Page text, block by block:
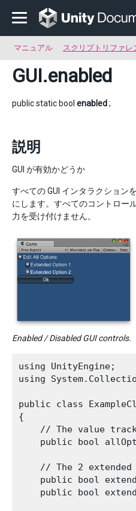
マニュアル スクリプトリファレ
GUI.enabled
public static bool enabled;
説明
GUI が有効かどうか
すべての GUI インタラクション
にします。すべてのコントロー
力を受け付けません。
Enabled / Disabled GUI controls.
using UnityEngine;
using
public class
{
// The value
public bool
// The 2 extended
public bool
public bool